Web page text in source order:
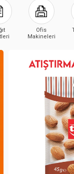
Ofis
Makineleri